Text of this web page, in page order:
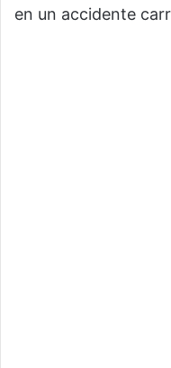
en un accidente